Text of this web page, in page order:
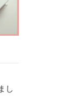
し